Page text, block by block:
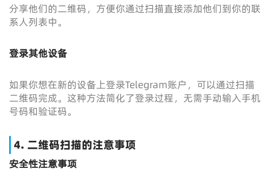
分享他们的二维码，方便你通过扫描直接添加他们到你的联
系人列表中。
登录其他设备
如果你想在新的设备上登录Telegram账户，可以通过扫描
二维码完成。这种方法简化了登录过程，无需手动输入手机
号码和验证码。
4. 二维码扫描的注意事项
安全性注意事项